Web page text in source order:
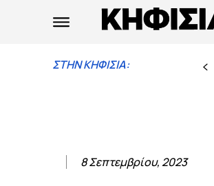
ΣΤΗΝ ΚΗΦΙΣΙΑ:
8 Σεπτεμβρίου, 2023